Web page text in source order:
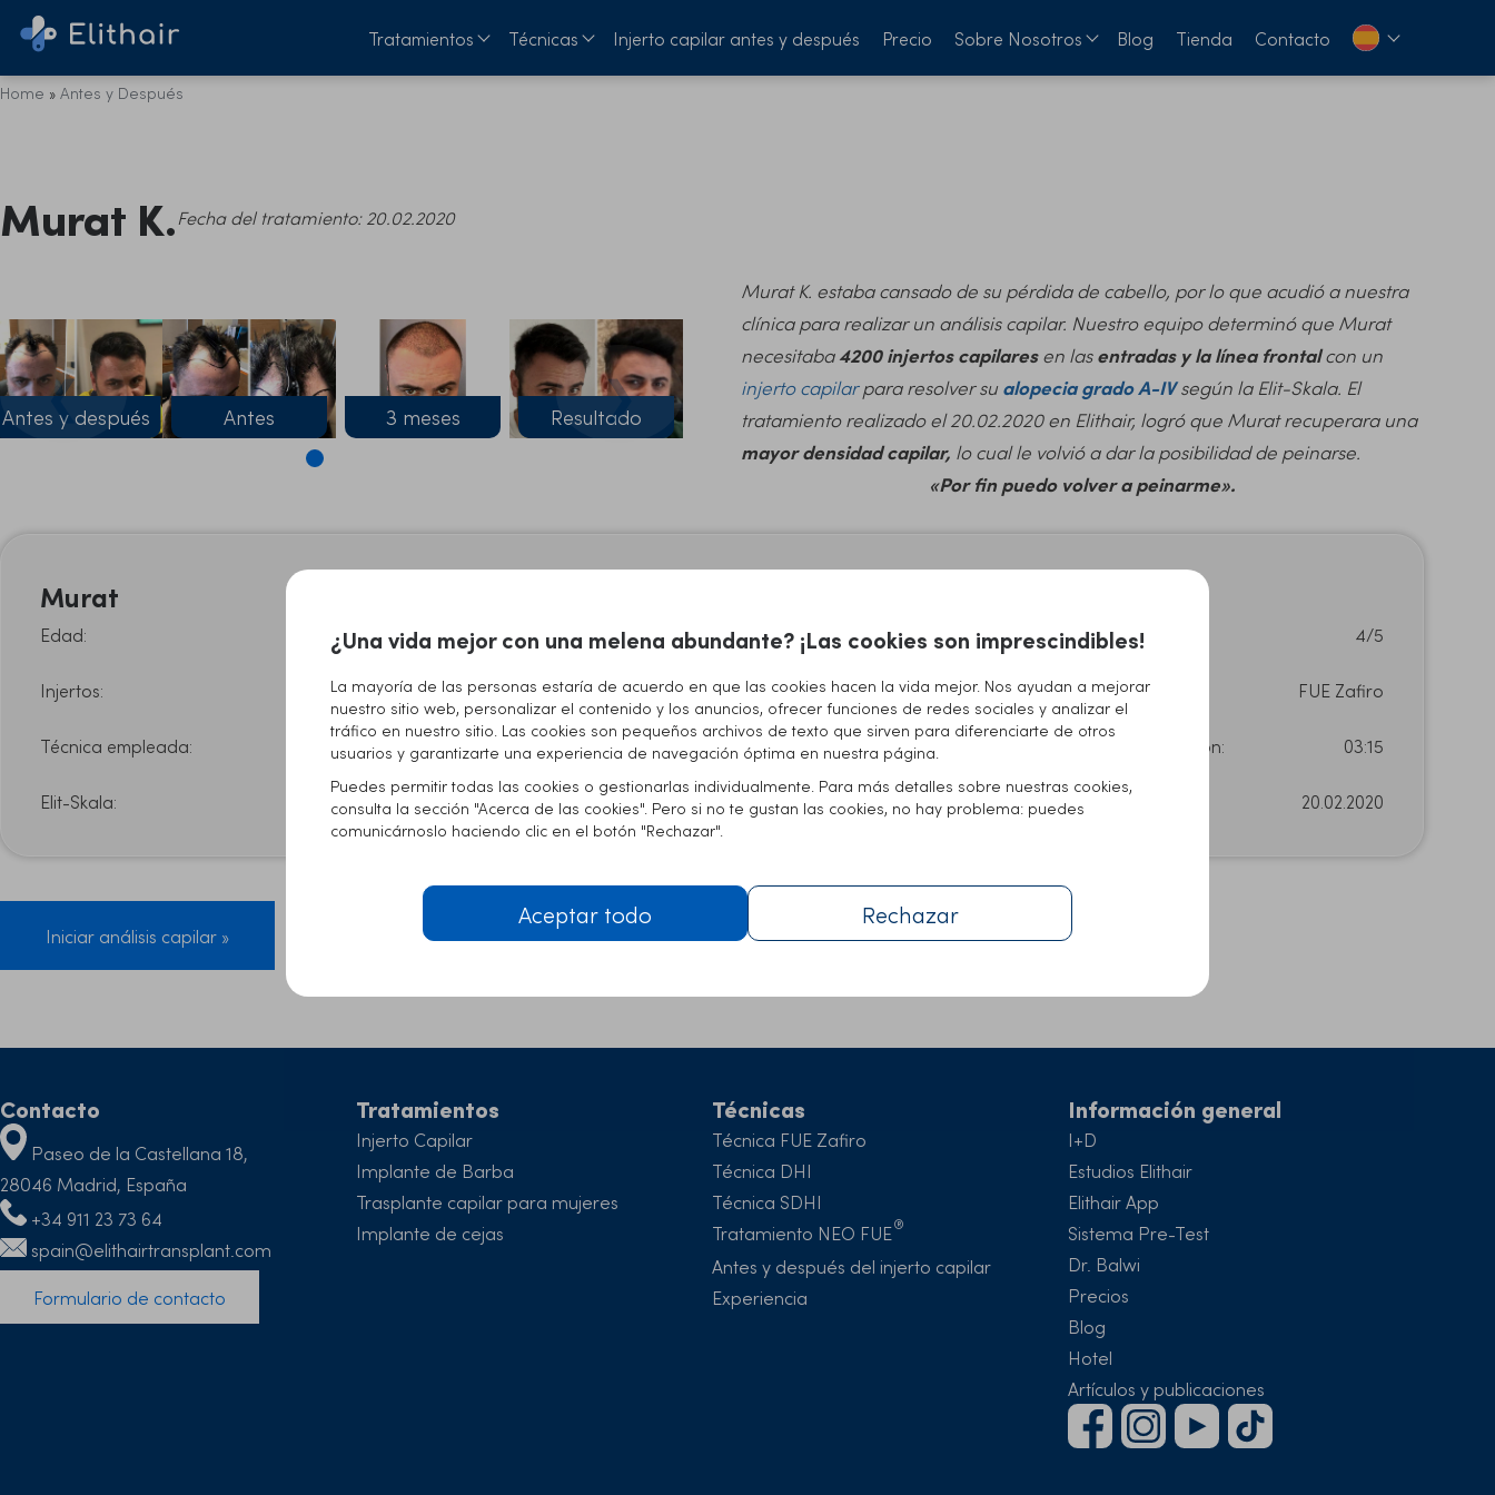
Tratamientos Técnicas Injerto capilar antes y después Precio Sobre Nosotros Blog Tienda Contacto
Home » Antes y Después
Murat K.Fecha del tratamiento: 20.02.2020
Antes y después Antes 3 meses Resultado
❮ ❯
Murat K. estaba cansado de su pérdida de cabello, por lo que acudió a nuestra
clínica para realizar un análisis capilar. Nuestro equipo determinó que Murat
necesitaba4200 injertos capilaresen lasentradas y la línea frontalcon un
injerto capilarpara resolver su alopecia grado A-IVsegún la Elit-Skala. El
tratamiento realizado el 20.02.2020 en Elithair, logró que Murat recuperara una
mayor densidad capilar, lo cual le volvió a dar la posibilidad de peinarse.
«Por fin puedo volver a peinarme».
Murat
Edad: 35
Injertos: 4200
Técnica empleada: FUE Zafiro
Elit-Skala: A-IV
Total de injertos: 4200
Injertos individuales: 1620
Injertos múltiples: 1080
Punch: 3,5 x 0,85 mm
Densidad: 4/5
Técnica empleada: FUE Zafiro
Duración de la operación: 03:15
Fecha del tratamiento: 20.02.2020
Iniciar análisis capilar »
Contacto
Paseo de la Castellana 18,
28046 Madrid, España
+34 911 23 73 64
spain@elithairtransplant.com
Formulario de contacto
Tratamientos
Injerto Capilar
Implante de Barba
Trasplante capilar para mujeres
Implante de cejas
Técnicas
Técnica FUE Zafiro
Técnica DHI
Técnica SDHI
Tratamiento NEO FUE
Antes y después del injerto capilar
Experiencia
Información general
I+D
Estudios Elithair
Elithair App
Sistema Pre-Test
Dr. Balwi
Precios
Blog
Hotel
Artículos y publicaciones
¿Una vida mejor con una melena abundante? ¡Las cookies son imprescindibles!
La mayoría de las personas estaría de acuerdo en que las cookies hacen la vida mejor. Nos ayudan a mejorar
nuestro sitio web, personalizar el contenido y los anuncios, ofrecer funciones de redes sociales y analizar el
tráfico en nuestro sitio. Las cookies son pequeños archivos de texto que sirven para diferenciarte de otros
usuarios y garantizarte una experiencia de navegación óptima en nuestra página.
Puedes permitir todas las cookies o gestionarlas individualmente. Para más detalles sobre nuestras cookies,
consulta la sección "Acerca de las cookies". Pero si no te gustan las cookies, no hay problema: puedes
comunicárnoslo haciendo clic en el botón "Rechazar".
Aceptar todo Rechazar